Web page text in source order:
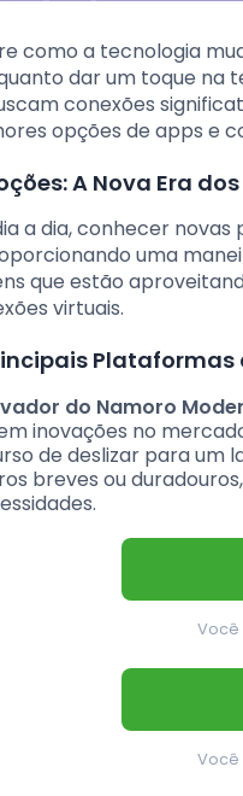
como a tecnologia
dar um toque na
conexões
opções de apps e
A Nova Era
a dia, conhecer novas
uma
que estão
virtuais.
Plataformas
do Namoro
inovações no
de deslizar para um
breves ou
Você
Você